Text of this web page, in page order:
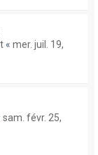
« mer. juil. 19,
sam. févr. 25,